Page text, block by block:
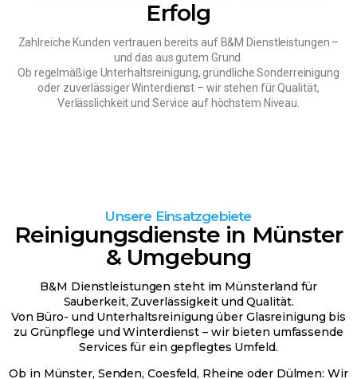
Erfolg
Zahlreiche Kunden vertrauen bereits auf B&M Dienstleistungen –
und das aus gutem Grund.
Ob regelmäßige Unterhaltsreinigung, gründliche Sonderreinigung
oder zuverlässiger Winterdienst – wir stehen für Qualität,
Verlässlichkeit und Service auf höchstem Niveau.
Unsere Einsatzgebiete
Reinigungsdienste in Münster
& Umgebung
B&M Dienstleistungen steht im Münsterland für
Sauberkeit, Zuverlässigkeit und Qualität.
Von Büro- und Unterhaltsreinigung über Glasreinigung bis
zu Grünpflege und Winterdienst – wir bieten umfassende
Services für ein gepflegtes Umfeld.
Ob in Münster, Senden, Coesfeld, Rheine oder Dülmen: Wir